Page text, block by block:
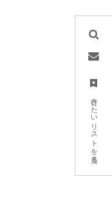
行きたいリストを見る